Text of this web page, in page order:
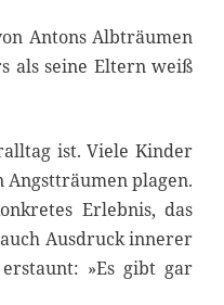
Antons Albträumen
als seine Eltern weiß
ist. Viele Kinder
plagen.
Erlebnis, das
Ausdruck innerer
»Es gibt gar